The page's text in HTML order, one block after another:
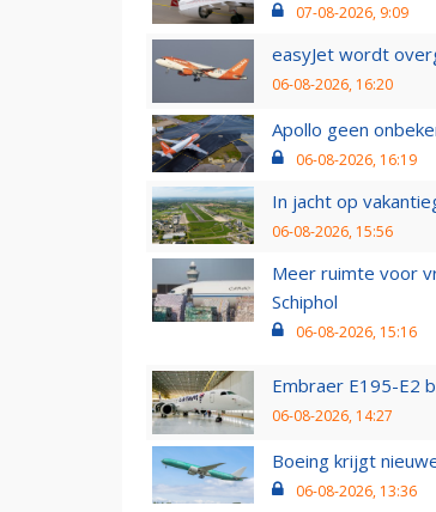
07-08-2026, 9:09
easyJet wordt
06-08-2026, 16:20
Apollo geen
06-08-2026, 16:19
In jacht op
06-08-2026, 15:56
Meer ruimte voor
Schiphol
06-08-2026, 15:16
Embraer E195-E2
06-08-2026, 14:27
Boeing krijgt
06-08-2026, 13:36